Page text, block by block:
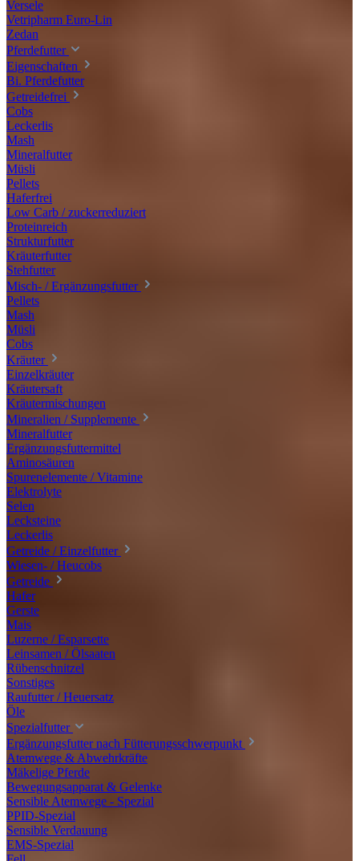
Versele
Vetripharm Euro-Lin
Zedan
Pferdefutter
Eigenschaften
Bi. Pferdefutter
Getreidefrei
Cobs
Leckerlis
Mash
Mineralfutter
Müsli
Pellets
Haferfrei
Low Carb / zuckerreduziert
Proteinreich
Strukturfutter
Kräuterfutter
Stehfutter
Misch- / Ergänzungsfutter
Pellets
Mash
Müsli
Cobs
Kräuter
Einzelkräuter
Kräutersaft
Kräutermischungen
Mineralien / Supplemente
Mineralfutter
Ergänzungsfuttermittel
Aminosäuren
Spurenelemente / Vitamine
Elektrolyte
Selen
Lecksteine
Leckerlis
Getreide / Einzelfutter
Wiesen- / Heucobs
Getreide
Hafer
Gerste
Mais
Luzerne / Esparsette
Leinsamen / Ölsaaten
Rübenschnitzel
Sonstiges
Raufutter / Heuersatz
Öle
Spezialfutter
Ergänzungsfutter nach Fütterungsschwerpunkt
Atemwege & Abwehrkräfte
Mäkelige Pferde
Bewegungsapparat & Gelenke
Sensible Atemwege - Spezial
PPID-Spezial
Sensible Verdauung
EMS-Spezial